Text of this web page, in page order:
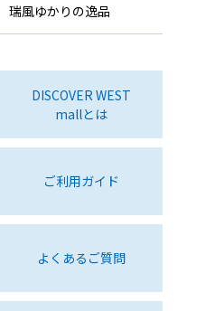
瑞風ゆかりの逸品
DISCOVER WEST
mallとは
ご利用ガイド
よくあるご質問